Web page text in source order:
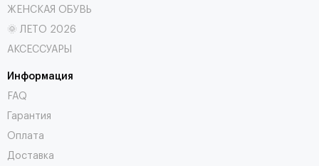
ЖЕНСКАЯ ОБУВЬ
🌞 ЛЕТО 2026
АКСЕССУАРЫ
Информация
FAQ
Гарантия
Оплата
Доставка